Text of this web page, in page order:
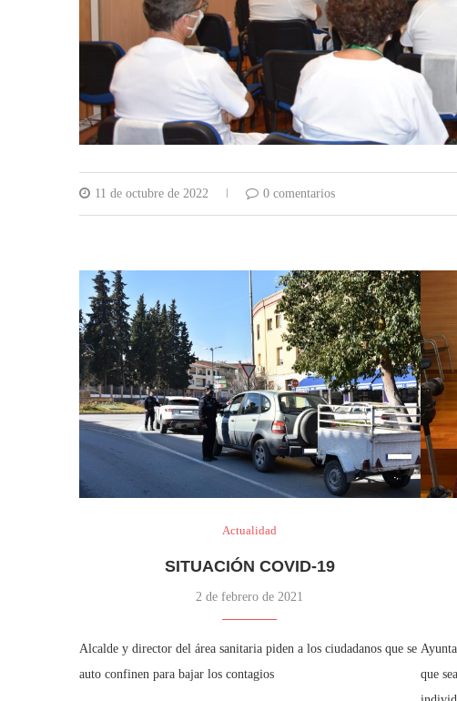
11 de octubre de 2022 0 comentarios
Actualidad
SITUACIÓN COVID-19
2 de febrero de 2021
Alcalde y director del área sanitaria piden a los ciudadanos que se
auto confinen para bajar los contagios
que